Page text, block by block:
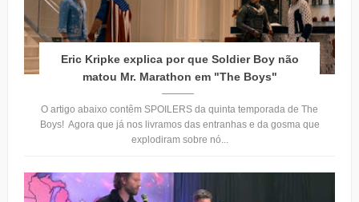
Eric Kripke explica por que Soldier Boy não
matou Mr. Marathon em "The Boys"
O artigo abaixo contêm SPOILERS da quinta temporada de The
Boys! Agora que já nos livramos das entranhas e da gosma que
explodiram sobre nó...